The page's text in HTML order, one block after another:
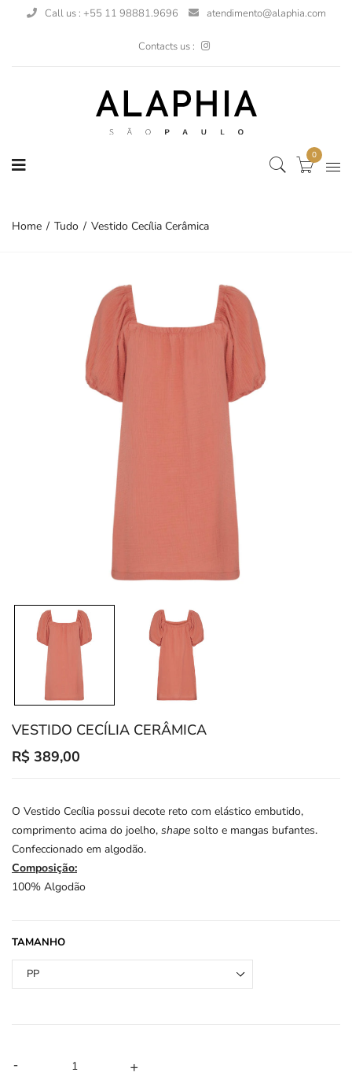
Call us : +55 11 98881.9696 atendimento@alaphia.com
Contacts us :
0
Home Tudo Vestido Cecília Cerâmica
VESTIDO CECÍLIA CERÂMICA
Translation
R$ 389,00
O Vestido Cecília possui decote reto com elástico embutido,
comprimento acima do joelho, shape solto e mangas bufantes.
Confeccionado em algodão.
Composição:
100% Algodão
TAMANHO
PP
+
-